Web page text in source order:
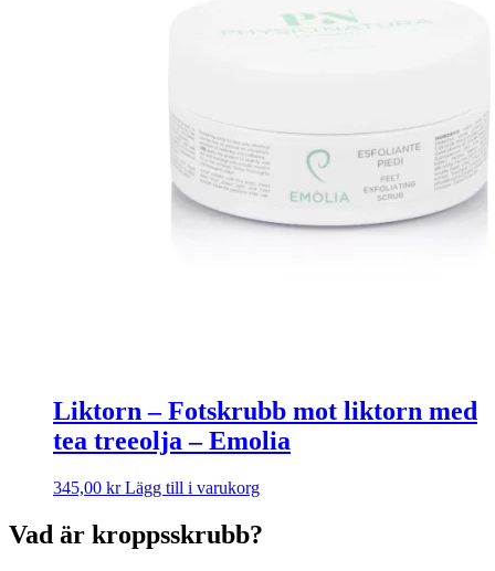
Liktorn – Fotskrubb mot liktorn med
tea treeolja – Emolia
345,00 kr Lägg till i varukorg
Vad är kroppsskrubb?